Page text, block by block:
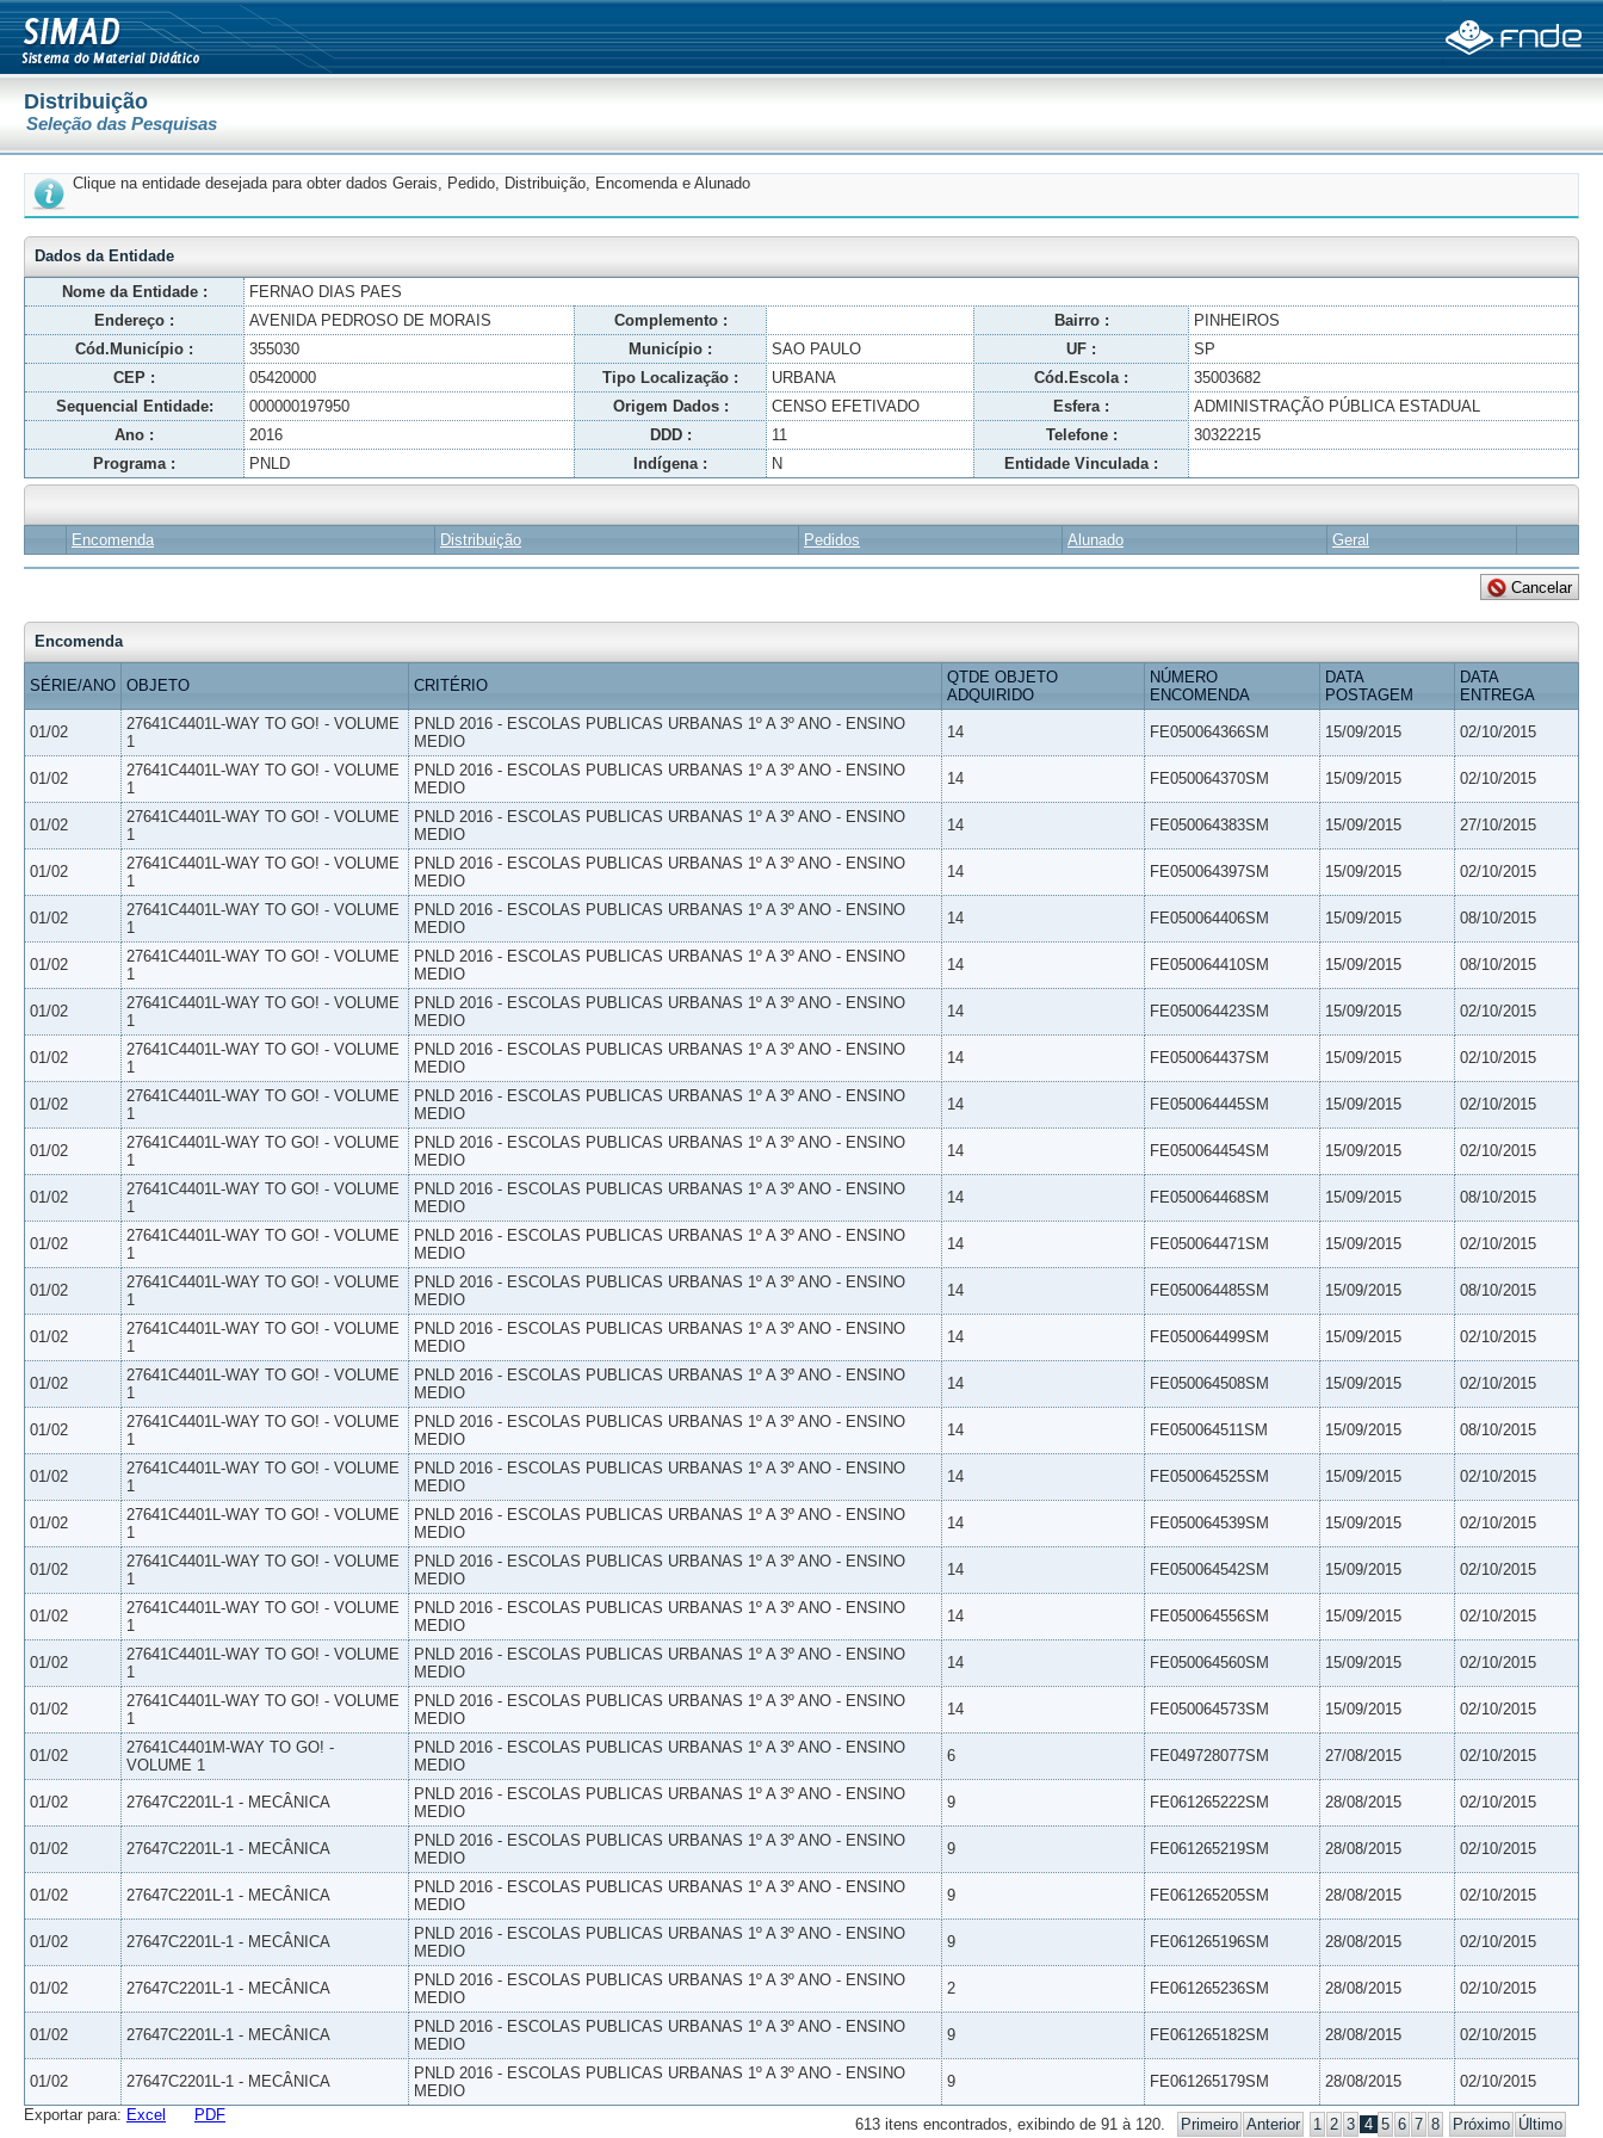
Distribuição
Seleção das Pesquisas
Clique na entidade desejada para obter dados Gerais, Pedido, Distribuição, Encomenda e Alunado
Dados da Entidade
Nome da Entidade :
FERNAO DIAS PAES
Endereço :
AVENIDA PEDROSO DE MORAIS Complemento : Bairro :
PINHEIROS
Cód.Município :
355030 Município : SAO PAULO UF :
SP
CEP :
05420000 Tipo Localização : URBANA Cód.Escola :
35003682
Sequencial Entidade:
000000197950 Origem Dados : CENSO EFETIVADO Esfera :
ADMINISTRAÇÃO PÚBLICA ESTADUAL
Ano :
2016 DDD : 11 Telefone :
30322215
Programa :
PNLD Indígena : N Entidade Vinculada :
Encomenda Distribuição Pedidos Alunado Geral
Encomenda
SÉRIE/ANO OBJETO CRITÉRIO
QTDE OBJETO
ADQUIRIDO
NÚMERO
ENCOMENDA
DATA
POSTAGEM
DATA
ENTREGA
01/02
27641C4401L-WAY TO GO! - VOLUME
1
PNLD 2016 - ESCOLAS PUBLICAS URBANAS 1º A 3º ANO - ENSINO
MEDIO
14 FE050064366SM 15/09/2015 02/10/2015
01/02
27641C4401L-WAY TO GO! - VOLUME
1
PNLD 2016 - ESCOLAS PUBLICAS URBANAS 1º A 3º ANO - ENSINO
MEDIO
14 FE050064370SM 15/09/2015 02/10/2015
01/02
27641C4401L-WAY TO GO! - VOLUME
1
PNLD 2016 - ESCOLAS PUBLICAS URBANAS 1º A 3º ANO - ENSINO
MEDIO
14 FE050064383SM 15/09/2015 27/10/2015
01/02
27641C4401L-WAY TO GO! - VOLUME
1
PNLD 2016 - ESCOLAS PUBLICAS URBANAS 1º A 3º ANO - ENSINO
MEDIO
14 FE050064397SM 15/09/2015 02/10/2015
01/02
27641C4401L-WAY TO GO! - VOLUME
1
PNLD 2016 - ESCOLAS PUBLICAS URBANAS 1º A 3º ANO - ENSINO
MEDIO
14 FE050064406SM 15/09/2015 08/10/2015
01/02
27641C4401L-WAY TO GO! - VOLUME
1
PNLD 2016 - ESCOLAS PUBLICAS URBANAS 1º A 3º ANO - ENSINO
MEDIO
14 FE050064410SM 15/09/2015 08/10/2015
01/02
27641C4401L-WAY TO GO! - VOLUME
1
PNLD 2016 - ESCOLAS PUBLICAS URBANAS 1º A 3º ANO - ENSINO
MEDIO
14 FE050064423SM 15/09/2015 02/10/2015
01/02
27641C4401L-WAY TO GO! - VOLUME
1
PNLD 2016 - ESCOLAS PUBLICAS URBANAS 1º A 3º ANO - ENSINO
MEDIO
14 FE050064437SM 15/09/2015 02/10/2015
01/02
27641C4401L-WAY TO GO! - VOLUME
1
PNLD 2016 - ESCOLAS PUBLICAS URBANAS 1º A 3º ANO - ENSINO
MEDIO
14 FE050064445SM 15/09/2015 02/10/2015
01/02
27641C4401L-WAY TO GO! - VOLUME
1
PNLD 2016 - ESCOLAS PUBLICAS URBANAS 1º A 3º ANO - ENSINO
MEDIO
14 FE050064454SM 15/09/2015 02/10/2015
01/02
27641C4401L-WAY TO GO! - VOLUME
1
PNLD 2016 - ESCOLAS PUBLICAS URBANAS 1º A 3º ANO - ENSINO
MEDIO
14 FE050064468SM 15/09/2015 08/10/2015
01/02
27641C4401L-WAY TO GO! - VOLUME
1
PNLD 2016 - ESCOLAS PUBLICAS URBANAS 1º A 3º ANO - ENSINO
MEDIO
14 FE050064471SM 15/09/2015 02/10/2015
01/02
27641C4401L-WAY TO GO! - VOLUME
1
PNLD 2016 - ESCOLAS PUBLICAS URBANAS 1º A 3º ANO - ENSINO
MEDIO
14 FE050064485SM 15/09/2015 08/10/2015
01/02
27641C4401L-WAY TO GO! - VOLUME
1
PNLD 2016 - ESCOLAS PUBLICAS URBANAS 1º A 3º ANO - ENSINO
MEDIO
14 FE050064499SM 15/09/2015 02/10/2015
01/02
27641C4401L-WAY TO GO! - VOLUME
1
PNLD 2016 - ESCOLAS PUBLICAS URBANAS 1º A 3º ANO - ENSINO
MEDIO
14 FE050064508SM 15/09/2015 02/10/2015
01/02
27641C4401L-WAY TO GO! - VOLUME
1
PNLD 2016 - ESCOLAS PUBLICAS URBANAS 1º A 3º ANO - ENSINO
MEDIO
14 FE050064511SM 15/09/2015 08/10/2015
01/02
27641C4401L-WAY TO GO! - VOLUME
1
PNLD 2016 - ESCOLAS PUBLICAS URBANAS 1º A 3º ANO - ENSINO
MEDIO
14 FE050064525SM 15/09/2015 02/10/2015
01/02
27641C4401L-WAY TO GO! - VOLUME
1
PNLD 2016 - ESCOLAS PUBLICAS URBANAS 1º A 3º ANO - ENSINO
MEDIO
14 FE050064539SM 15/09/2015 02/10/2015
01/02
27641C4401L-WAY TO GO! - VOLUME
1
PNLD 2016 - ESCOLAS PUBLICAS URBANAS 1º A 3º ANO - ENSINO
MEDIO
14 FE050064542SM 15/09/2015 02/10/2015
01/02
27641C4401L-WAY TO GO! - VOLUME
1
PNLD 2016 - ESCOLAS PUBLICAS URBANAS 1º A 3º ANO - ENSINO
MEDIO
14 FE050064556SM 15/09/2015 02/10/2015
01/02
27641C4401L-WAY TO GO! - VOLUME
1
PNLD 2016 - ESCOLAS PUBLICAS URBANAS 1º A 3º ANO - ENSINO
MEDIO
14 FE050064560SM 15/09/2015 02/10/2015
01/02
27641C4401L-WAY TO GO! - VOLUME
1
PNLD 2016 - ESCOLAS PUBLICAS URBANAS 1º A 3º ANO - ENSINO
MEDIO
14 FE050064573SM 15/09/2015 02/10/2015
01/02
27641C4401M-WAY TO GO! -
VOLUME 1
PNLD 2016 - ESCOLAS PUBLICAS URBANAS 1º A 3º ANO - ENSINO
MEDIO
6 FE049728077SM 27/08/2015 02/10/2015
01/02 27647C2201L-1 - MECÂNICA
PNLD 2016 - ESCOLAS PUBLICAS URBANAS 1º A 3º ANO - ENSINO
MEDIO
9 FE061265222SM 28/08/2015 02/10/2015
01/02 27647C2201L-1 - MECÂNICA
PNLD 2016 - ESCOLAS PUBLICAS URBANAS 1º A 3º ANO - ENSINO
MEDIO
9 FE061265219SM 28/08/2015 02/10/2015
01/02 27647C2201L-1 - MECÂNICA
PNLD 2016 - ESCOLAS PUBLICAS URBANAS 1º A 3º ANO - ENSINO
MEDIO
9 FE061265205SM 28/08/2015 02/10/2015
01/02 27647C2201L-1 - MECÂNICA
PNLD 2016 - ESCOLAS PUBLICAS URBANAS 1º A 3º ANO - ENSINO
MEDIO
9 FE061265196SM 28/08/2015 02/10/2015
01/02 27647C2201L-1 - MECÂNICA
PNLD 2016 - ESCOLAS PUBLICAS URBANAS 1º A 3º ANO - ENSINO
MEDIO
2 FE061265236SM 28/08/2015 02/10/2015
01/02 27647C2201L-1 - MECÂNICA
PNLD 2016 - ESCOLAS PUBLICAS URBANAS 1º A 3º ANO - ENSINO
MEDIO
9 FE061265182SM 28/08/2015 02/10/2015
01/02 27647C2201L-1 - MECÂNICA
PNLD 2016 - ESCOLAS PUBLICAS URBANAS 1º A 3º ANO - ENSINO
MEDIO
9 FE061265179SM 28/08/2015 02/10/2015
613 itens encontrados, exibindo de 91 à 120. Primeiro Anterior 1 2 3 4 5 6 7 8 Próximo Último
Exportar para: Excel PDF